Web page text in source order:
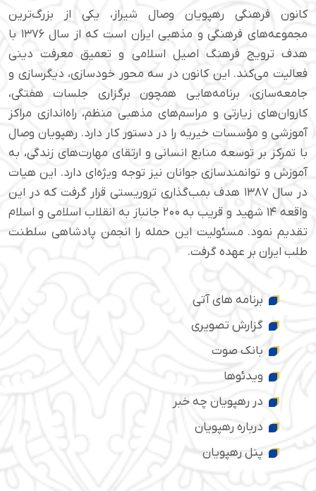
کانون فرهنگی رهپویان وصال شیراز، یکی از بزرگ‌ترین
مجموعه‌های فرهنگی و مذهبی ایران است که از سال ۱۳۷۶ با
هدف ترویج فرهنگ اصیل اسلامی و تعمیق معرفت دینی
فعالیت می‌کند. این کانون در سه محور خودسازی، دیگرسازی و
جامعه‌سازی، برنامه‌هایی همچون برگزاری جلسات هفتگی،
کاروان‌های زیارتی و مراسم‌های مذهبی منظم، راه‌اندازی مراکز
آموزشی و مؤسسات خیریه را در دستور کار دارد. رهپویان وصال
با تمرکز بر توسعه منابع انسانی و ارتقای مهارت‌های زندگی، به
آموزش و توانمندسازی جوانان نیز توجه ویژه‌ای دارد. این هیات
در سال ۱۳۸۷ هدف بمب‌گذاری تروریستی قرار گرفت که در این
واقعه ۱۴ شهید و قریب به ۲۰۰ جانباز به انقلاب اسلامی و اسلام
تقدیم نمود. مسئولیت این حمله را انجمن پادشاهی سلطنت
طلب ایران بر عهده گرفت.
برنامه های آتی
گزارش تصویری
بانک صوت
ویدئوها
در رهپویان چه خبر
درباره رهپویان
پنل رهپویان